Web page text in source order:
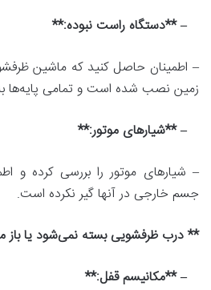
– **دستگاه راست نبوده:**
– اطمینان حاصل کنید که ماشین
زمین نصب شده است و تمامی پایه‌ها
– **شیارهای موتور:**
– شیارهای موتور را بررسی کرده و
جسم خارجی در آنها گیر نکرده است.
** درب ظرفشویی بسته نمی‌شود یا باز
– **مکانیسم قفل:**